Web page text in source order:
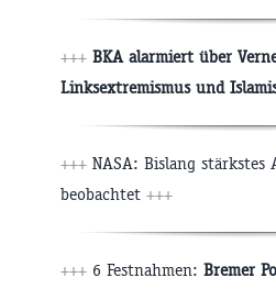
+++ BKA alarmiert über
Linksextremismus und
+++ NASA: Bislang
beobachtet +++
+++ 6 Festnahmen: Bremer